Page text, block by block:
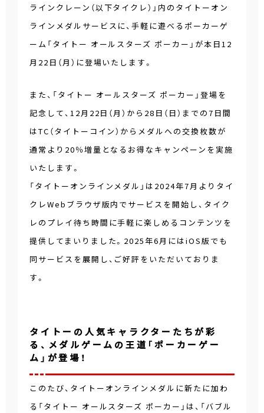
ラインクレーン（以下タイクレ）」内のタイトーオン
ラインメダルサービスに、手軽に遊べるポーカーゲ
ーム「タイトー オールスターズ ポーカー」が本日12
月22日（月）に登場いたします。
また、「タイトー オールスターズ ポーカー」登場を
記念して、12月22日（月）から28日（日）までの7日間
はTC（タイトーコイン）からメダルへの交換枚数が
通常より20％増量となるお得なキャンペーンを実施
いたします。
「タイトーオンラインメダル」は2024年7月よりタイ
クレWebブラウザ版内でサービスを開始し、タイク
レのプレイ待ち時間に手軽に楽しめるコンテンツを
提供してまいりました。2025年6月にはiOS版でも
同サービスを展開し、ご好評をいただいておりま
す。
タイトーの人気キャラクターたちが彩
る、メダルゲームの王道「ポーカーゲー
ム」が登場！
このたび、タイトーオンラインメダルに新たに加わ
る「タイトー オールスターズ ポーカー」は、「バブル